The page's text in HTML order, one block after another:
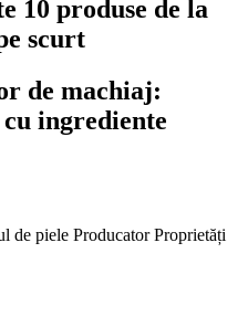
10 produse de la
scurt
de machiaj:
ingrediente
de piele Producator Proprietăți